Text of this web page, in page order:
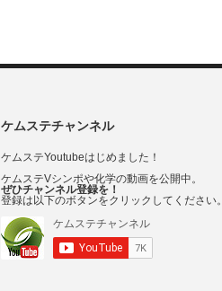
ケムステチャンネル
ケムステYoutubeはじめました！
ケムステVシンポや化学の動画を公開中。
ぜひチャンネル登録を！
登録は以下のボタンをクリックしてください。